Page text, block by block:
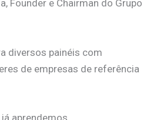
Founder e Chairman do Grupo
diversos painéis com
de empresas de referência
aprendemos